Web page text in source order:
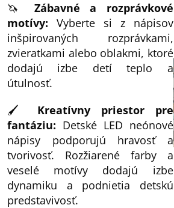
🦄Zábavné a rozprávkové
motívy: Vyberte si z nápisov
inšpirovaných rozprávkami,
zvieratkami alebo oblakmi, ktoré
dodajú izbe detí teplo a
útulnosť.
🖌️ Kreatívny priestor pre
fantáziu: Detské LED neónové
nápisy podporujú hravosť a
tvorivosť. Rozžiarené farby a
veselé motívy dodajú izbe
dynamiku a podnietia detskú
predstavivosť.